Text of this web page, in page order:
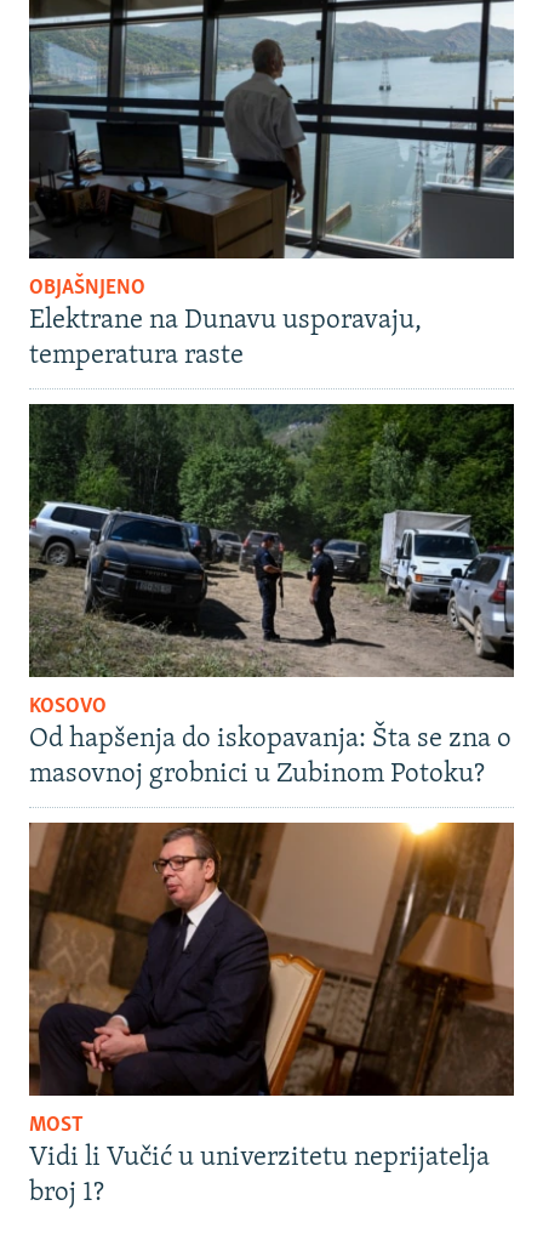
OBJAŠNJENO
Elektrane na Dunavu usporavaju,
temperatura raste
KOSOVO
Od hapšenja do iskopavanja: Šta se zna o
masovnoj grobnici u Zubinom Potoku?
MOST
Vidi li Vučić u univerzitetu neprijatelja
broj 1?